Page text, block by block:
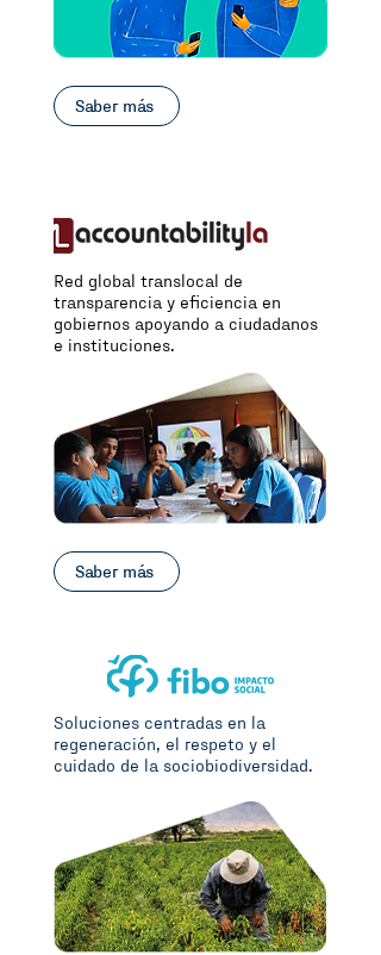
Saber más
Red global translocal de
transparencia y eficiencia en
gobiernos apoyando a ciudadanos
e instituciones.
Saber más
Soluciones centradas en la
regeneración, el respeto y el
cuidado de la sociobiodiversidad.